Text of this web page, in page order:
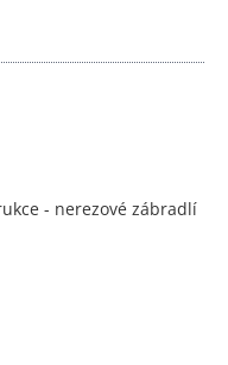
- nerezové zábradlí